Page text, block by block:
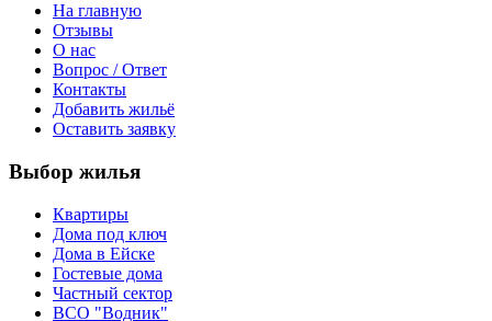
На главную
Отзывы
О нас
Вопрос / Ответ
Контакты
Добавить жильё
Оставить заявку
Выбор жилья
Квартиры
Дома под ключ
Дома в Ейске
Гостевые дома
Частный сектор
ВСО "Водник"